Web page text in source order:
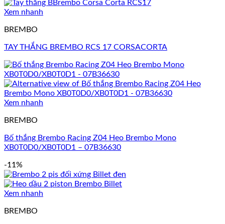
Xem nhanh
BREMBO
TAY THẮNG BREMBO RCS 17 CORSACORTA
Xem nhanh
BREMBO
Bố thắng Brembo Racing Z04 Heo Brembo Mono
XB0T0D0/XB0T0D1 – 07B36630
-11%
Xem nhanh
BREMBO